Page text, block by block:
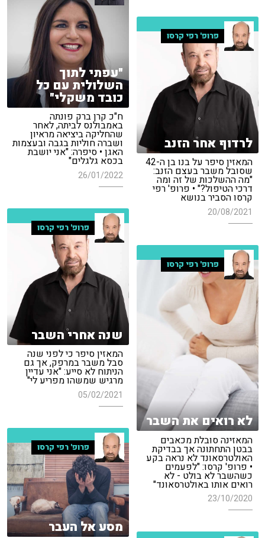
"עפתי לתוך
השלולית עם כל
כובד משקלי"
ח"כ קרן ברק פונתה
באמבולנס לביתה, לאחר
שהחליקה ביציאה מראיון
ושברה חוליות בגבה ובעצמות
האגן • סיפרה: "אני יושבת
בכסא גלגלים"
26/01/2022
פרופ' רפי קרסו
לרדוף אחר הזנב
המאזין סיפר על בנו בן ה-42
שסובל משבר בעצם הזנב:
"מה ההשלכות של זה ומה
דרכי הטיפול?" • פרופ' רפי
קרסו הסביר בנושא
20/08/2021
פרופ' רפי קרסו
שנה אחרי השבר
המאזין סיפר כי לפני שנה
סבל משבר במרפק, אך גם
הניתוח לא סייע: "אני עדיין
מרגיש שמשהו מפריע לי"
05/02/2021
פרופ' רפי קרסו
לא רואים את השבר
המאזינה סובלת מכאבים
בבטן התחתונה אך בבדיקת
האולטרסאונד לא נראה בקע
• פרופ' קרסו: "לפעמים
כשהשבר לא בולט - לא
רואים אותו באולטרסאונד"
23/10/2020
פרופ' רפי קרסו
מסע אל העבר